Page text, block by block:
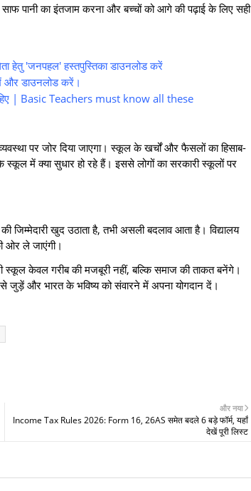
पानी का इंतजाम करना और बच्चों को आगे की पढ़ाई के लिए सही
हेतु 'जनपहल' हस्तपुस्तिका डाउनलोड करें
और डाउनलोड करें।
चाहिए | Basic Teachers must know all these
पर जोर दिया जाएगा। स्कूल के खर्चों और फैसलों का हिसाब-
स्कूल में क्या सुधार हो रहे हैं। इससे लोगों का सरकारी स्कूलों पर
खुद उठाता है, तभी असली बदलाव आता है। विद्यालय
ओर ले जाएंगी।
केवल गरीब की मजबूरी नहीं, बल्कि समाज की ताकत बनेंगे।
जुड़ें और भारत के भविष्य को संवारने में अपना योगदान दें।
और नया
Income Tax Rules 2026: Form 16, 26AS समेत बदले 6 बड़े फॉर्म, यहाँ
देखें पूरी लिस्ट